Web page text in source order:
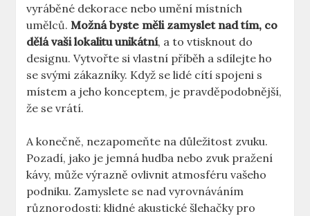
vyráběné dekorace nebo umění místních
umělců.Možná byste měli zamyslet nad tím, co
dělá vaši lokalitu unikátní, a to vtisknout do
designu. Vytvořte si vlastní příběh a sdílejte ho
se svými zákazníky. Když se lidé cítí spojeni s
místem a jeho konceptem, je pravděpodobnější,
že se vrátí.
A konečně, nezapomeňte na důležitost zvuku.
Pozadí, jako je jemná hudba nebo zvuk pražení
kávy, může výrazně ovlivnit atmosféru vašeho
podniku. Zamyslete se nad vyrovnáváním
různorodosti: klidné akustické šlehačky pro